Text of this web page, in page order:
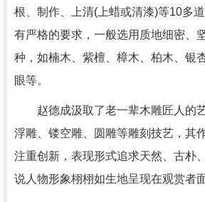
根、制作、上清(上蜡或清漆)等10多
有严格的要求，一般选用质地细密、
种，如楠木、紫檀、樟木、柏木、银
眼等。
赵德成汲取了老一辈木雕匠人的
浮雕、镂空雕、圆雕等雕刻技艺，其
注重创新，表现形式追求天然、古朴
说人物形象栩栩如生地呈现在观赏者面